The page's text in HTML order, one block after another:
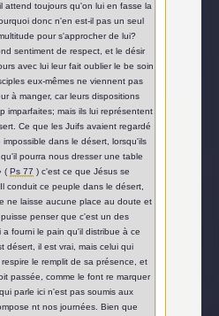
attend toujours qu'on lui en fasse la
donc n'en est-il pas un seul
pour s'approcher de lui?
sentiment de respect, et le désir
avec lui leur fait oublier le be soin
eux-mêmes ne viennent pas
à manger, car leurs dispositions
imparfaites; mais ils lui représentent
Ce que les Juifs avaient regardé
impossible dans le désert, lorsqu'ils
pourra nous dresser une table
( Ps 77 ) c'est ce que Jésus se
conduit ce peuple dans le désert,
ne laisse aucune place au doute et
penser que c'est un des
a fourni le pain qu'il distribue à ce
désert, il est vrai, mais celui qui
le remplit de sa présence, et
passée, comme le font re marquer
parle ici n'est pas soumis aux
nt nos journées. Bien que